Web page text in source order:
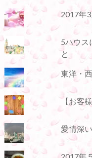
2017年
5ハウ
と
東洋・
【お客様
愛情深